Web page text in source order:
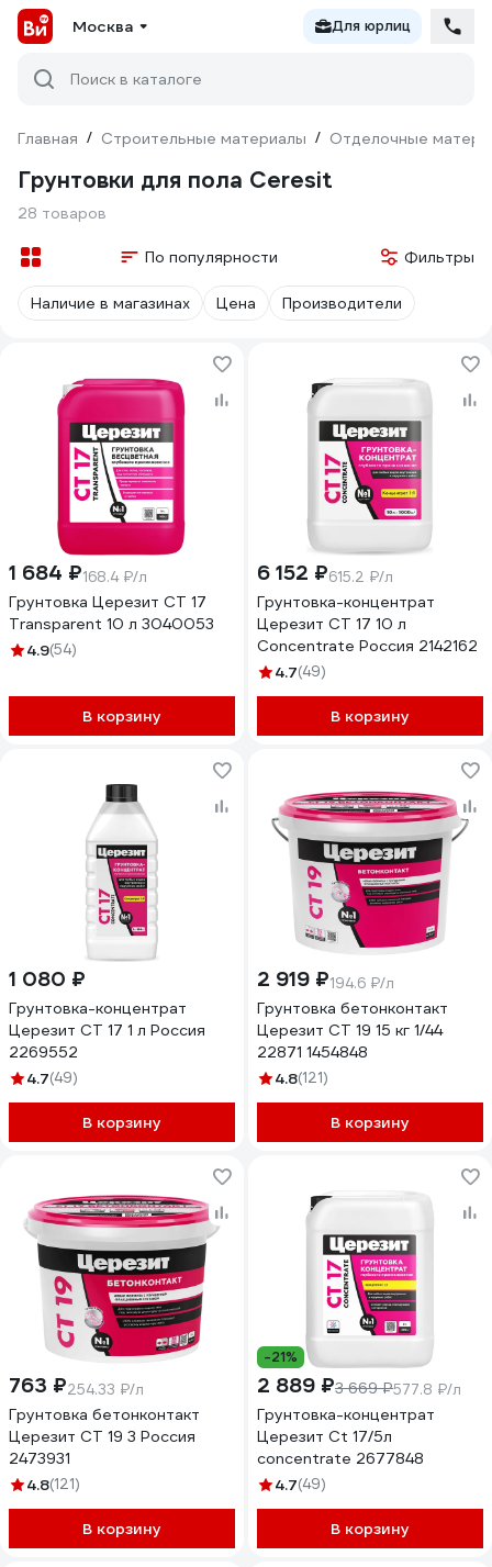
Москва Для юрлиц
Поиск в каталоге
Главная / Строительные материалы / Отделочные
Грунтовки для пола Ceresit
28 товаров
По популярности Фильтры
Наличие в магазинах Цена Производители
1 684 ₽168.4 ₽/л
Грунтовка Церезит CT 17
Transparent 10 л 3040053
4.9(54)
В корзину
6 152 ₽615.2 ₽/л
Грунтовка-концентрат
Церезит CT 17 10 л
Concentrate Россия 2142162
4.7(49)
В корзину
1 080 ₽
Грунтовка-концентрат
Церезит CT 17 1 л Россия
2269552
4.7(49)
В корзину
2 919 ₽194.6 ₽/л
Грунтовка бетонконтакт
Церезит CT 19 15 кг 1/44
22871 1454848
4.8(121)
В корзину
763 ₽254.33 ₽/л
Грунтовка бетонконтакт
Церезит CT 19 3 Россия
2473931
4.8(121)
В корзину
-21%
2 889 ₽3 669 ₽577.8 ₽/л
Грунтовка-концентрат
Церезит Ct 17/5л
concentrate 2677848
4.7(49)
В корзину